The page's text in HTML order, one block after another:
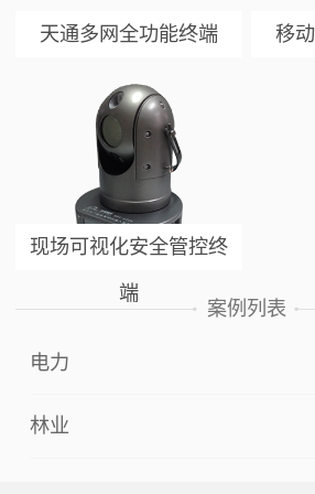
天通多网全功能终端 移
现场可视化安全管控终
端
案例列表
电力
林业